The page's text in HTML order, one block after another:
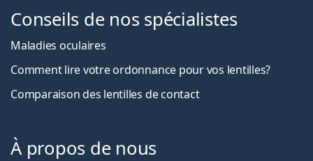
Conseils de nos spécialistes
Maladies oculaires
Comment lire votre ordonnance pour vos lentilles?
Comparaison des lentilles de contact
À propos de nous